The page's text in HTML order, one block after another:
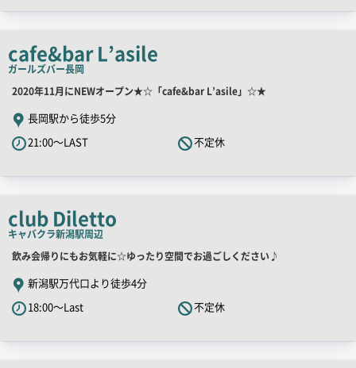
コ
ピ
ー
cafe&bar L’asile
ガールズバー長岡
店
舗
PR
キ
コ
ピ
ー
2020年11月にNEWオープン★☆「cafe&bar L’asile」☆★
長岡駅から徒歩5分
21:00～LAST
不定休
club Diletto
キャバクラ新潟駅周辺
店
舗
PR
キ
飲み会帰りにもお気軽に☆ゆったり空間でお過ごしください♪
新潟駅万代口より徒歩4分
18:00～Last
不定休